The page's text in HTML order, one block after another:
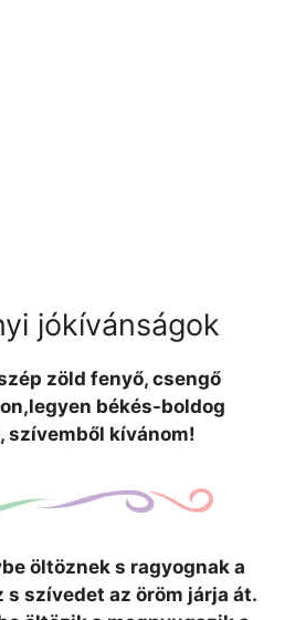
jókívánságok
zöld fenyő, csengő
békés-boldog
szívemből kívánom!
öltöznek s ragyognak a
szívedet az öröm járja át.